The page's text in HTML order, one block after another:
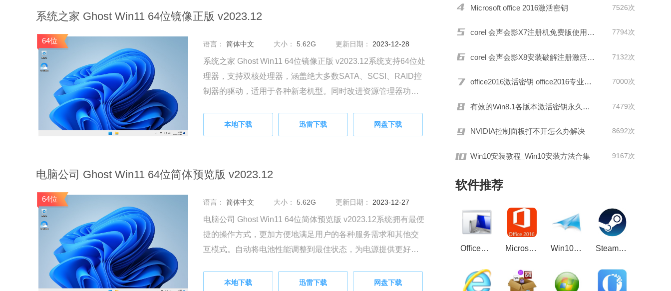
系统之家 Ghost Win11 64位镜像正版 v2023.12
64位 语言： 简体中文 大小： 5.62G 更新日期： 2023-12-28
系统之家 Ghost Win11 64位镜像正版 v2023.12系统支持64位处
理器，支持双核处理器，涵盖绝大多数SATA、SCSI、RAID控
制器的驱动，适用于各种新老机型。同时改进资源管理器功
本地下载 迅雷下载 网盘下载
电脑公司 Ghost Win11 64位简体预览版 v2023.12
64位 语言： 简体中文 大小： 5.62G 更新日期： 2023-12-27
电脑公司 Ghost Win11 64位简体预览版 v2023.12系统拥有最便
捷的操作方式，更加方便地满足用户的各种服务需求和其他交
互模式。自动将电池性能调整到最佳状态，为电源提供更好的
本地下载 迅雷下载 网盘下载
Microsoft office 2016激活密钥 7526次
corel 会声会影X7注册机免费版使用教程 7794次
corel 会声会影X8安装破解注册激活教程 7132次
office2016激活密钥 office2016专业增强版激活码 office2016零售版产品密钥分享 7000次
有效的Win8.1各版本激活密钥永久激活 7479次
NVIDIA控制面板打不开怎么办解决 8692次
Win10安装教程_Win10安装方法合集 9167次
软件推荐
Office强力卸载工具(Microsoft Fix it) 最新版2.1.3.0 Microsoft Office 2016 32/64位 简体中文完整版 Win10激活工具_win10KMS激活,小马oem10 Steam游戏平台官方正式版